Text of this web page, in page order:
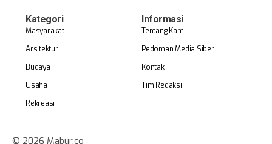
Kategori
Masyarakat
Arsitektur
Budaya
Usaha
Rekreasi
Informasi
Tentang Kami
Pedoman Media Siber
Kontak
Tim Redaksi
© 2026 Mabur.co